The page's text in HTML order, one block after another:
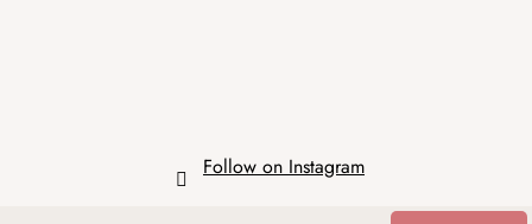
Follow on Instagram